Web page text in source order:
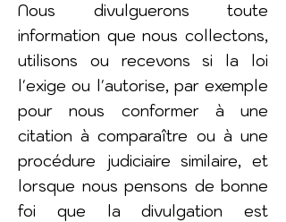
Nous divulguerons toute
information que nous collectons,
utilisons ou recevons si la loi
l'exige ou l'autorise, par exemple
pour nous conformer à une
citation à comparaître ou à une
procédure judiciaire similaire, et
lorsque nous pensons de bonne
foi que la divulgation est